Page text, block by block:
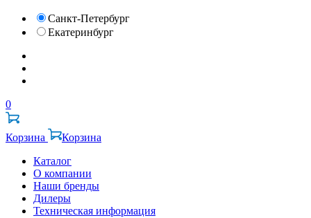
Санкт-Петербург
Екатеринбург
0
Корзина
Корзина
Каталог
О компании
Наши бренды
Дилеры
Техническая информация